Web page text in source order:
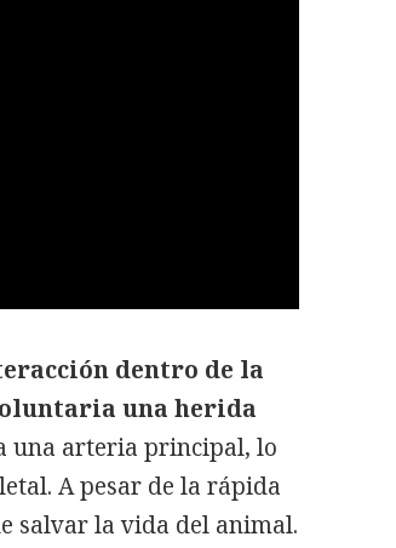
dentro de la
una herida
una arteria principal, lo
A pesar de la rápida
salvar la vida del animal.